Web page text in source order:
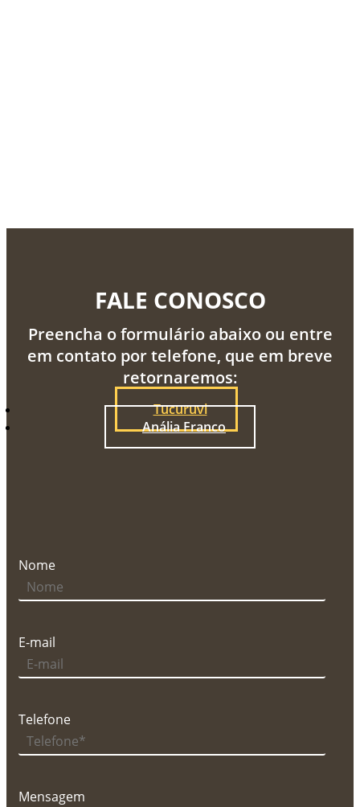
FALE CONOSCO
Preencha o formulário abaixo ou entre
em contato por telefone, que em breve
retornaremos:
Tucuruvi
Anália Franco
Nome
E-mail
Telefone
Mensagem